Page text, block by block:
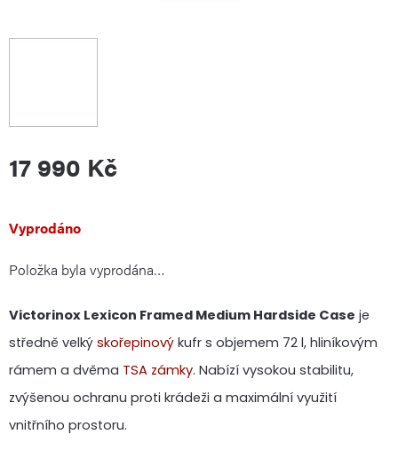
17 990 Kč
Měrná
cena:
Vyprodáno
Položka byla vyprodána…
Victorinox Lexicon Framed Medium Hardside Case je
středně velký skořepinový kufr s objemem 72 l, hliníkovým
rámem a dvěma TSA zámky. Nabízí vysokou stabilitu,
zvýšenou ochranu proti krádeži a maximální využití
vnitřního prostoru.